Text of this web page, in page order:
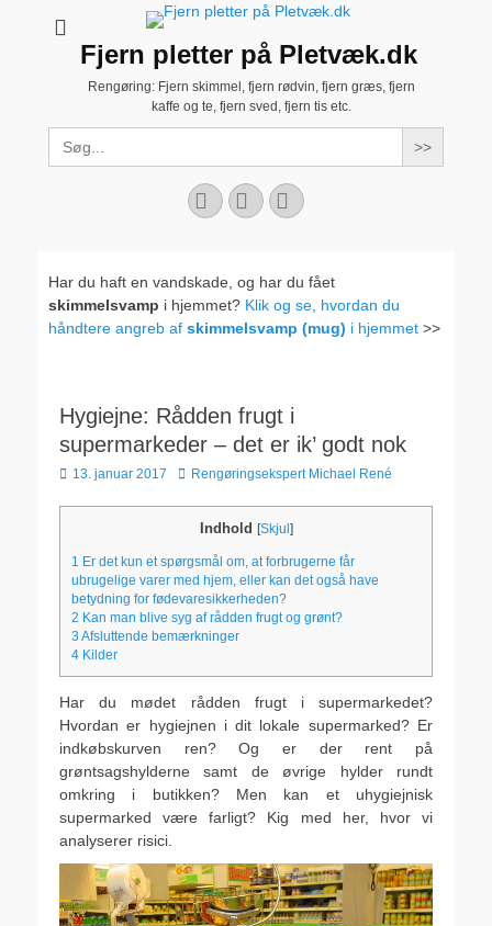
Fjern pletter på Pletvæk.dk
Rengøring: Fjern skimmel, fjern rødvin, fjern græs, fjern
kaffe og te, fjern sved, fjern tis etc.
Search
for:
Facebook
YouTubeInstagram
Har du haft en vandskade, og har du fået
skimmelsvamp i hjemmet? Klik og se, hvordan du
håndtere angreb af skimmelsvamp (mug) i hjemmet >>
Hygiejne: Rådden frugt i
supermarkeder – det er ik’ godt nok
Udgivet
13. januar 2017 Forfatter
Rengøringsekspert Michael René
Indhold [Skjul ]
1 Er det kun et spørgsmål om, at forbrugerne får
ubrugelige varer med hjem, eller kan det også have
betydning for fødevaresikkerheden?
2 Kan man blive syg af rådden frugt og grønt?
3 Afsluttende bemærkninger
4 Kilder
Har du mødet rådden frugt i supermarkedet?
Hvordan er hygiejnen i dit lokale supermarked? Er
indkøbskurven ren? Og er der rent på
grøntsagshylderne samt de øvrige hylder rundt
omkring i butikken? Men kan et uhygiejnisk
supermarked være farligt? Kig med her, hvor vi
analyserer risici.